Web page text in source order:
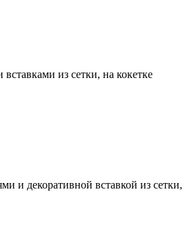
из сетки, на кокетке
и декоративной вставкой из сетки,